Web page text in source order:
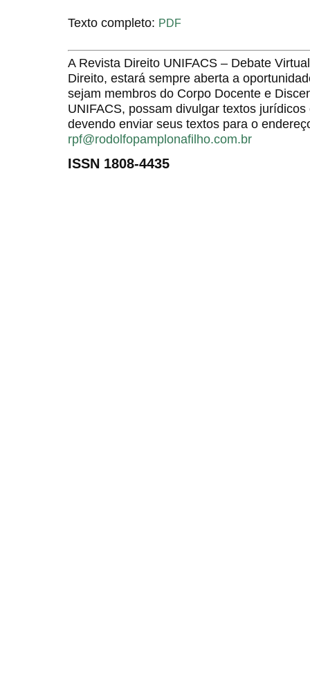
Texto completo: PDF
A Revista Direito UNIFACS – Debate
Direito, estará sempre aberta a
sejam membros do Corpo Docente e
UNIFACS, possam divulgar textos
devendo enviar seus textos para o
rpf@rodolfopamplonafilho.com.br
ISSN 1808-4435